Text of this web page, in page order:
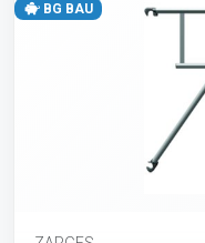
BG BAU